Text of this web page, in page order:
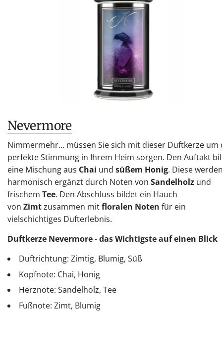
Nevermore
Nimmermehr... müssen Sie sich mit dieser Duftkerze um
perfekte Stimmung in Ihrem Heim sorgen. Den Auftakt
eine Mischung aus Chai und süßem Honig. Diese
harmonisch ergänzt durch Noten von Sandelholz und
frischem Tee. Den Abschluss bildet ein Hauch
von Zimtzusammen mitfloralen Noten für ein
vielschichtiges Dufterlebnis.
Duftkerze Nevermore - das Wichtigste auf einen Blick
Duftrichtung: Zimtig, Blumig, Süß
Kopfnote: Chai, Honig
Herznote: Sandelholz, Tee
Fußnote: Zimt, Blumig